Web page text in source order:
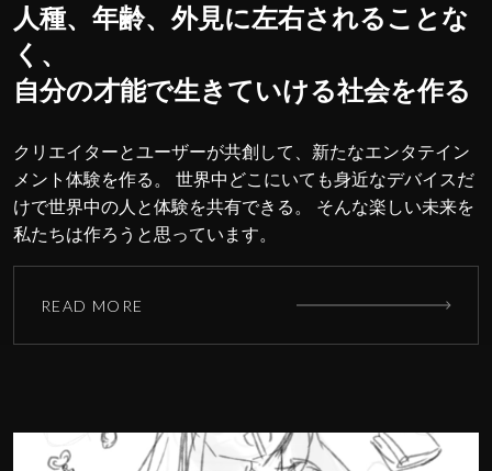
人種、年齢、外見に左右されることな
く、
自分の才能で生きていける社会を作る
クリエイターとユーザーが共創して、新たなエンタテイン
メント体験を作る。
世界中どこにいても身近なデバイスだ
けで世界中の人と体験を共有できる。
そんな楽しい未来を
私たちは作ろうと思っています。
READ MORE